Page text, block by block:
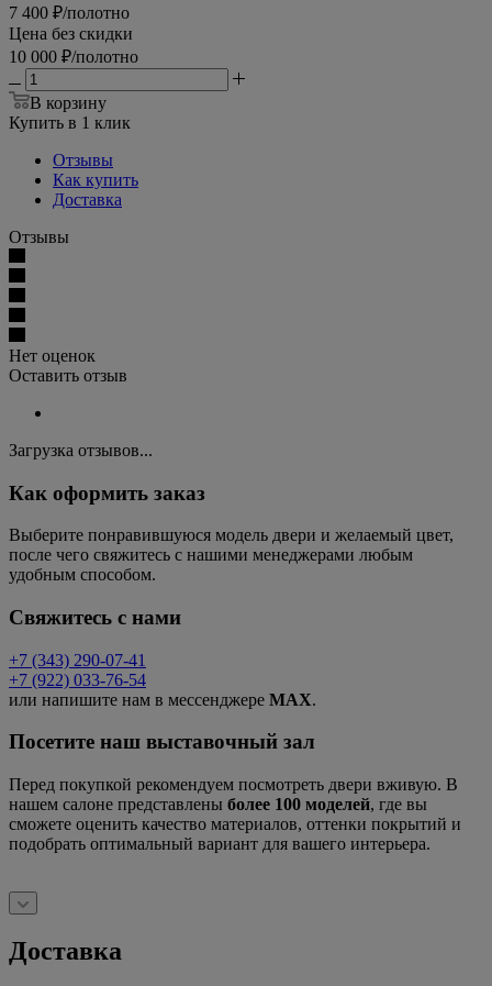
7 400 ₽/полотно
Цена без скидки
10 000 ₽/полотно
В корзину
Купить в 1 клик
Отзывы
Как купить
Доставка
Отзывы
Нет оценок
Оставить отзыв
Загрузка отзывов...
Как оформить заказ
Выберите понравившуюся модель двери и желаемый цвет,
после чего свяжитесь с нашими менеджерами любым
удобным способом.
Свяжитесь с нами
+7 (343) 290-07-41
+7 (922) 033-76-54
или напишите нам в мессенджере MAX.
Посетите наш выставочный зал
Перед покупкой рекомендуем посмотреть двери вживую. В
нашем салоне представлены более 100 моделей, где вы
сможете оценить качество материалов, оттенки покрытий и
подобрать оптимальный вариант для вашего интерьера.
Доставка